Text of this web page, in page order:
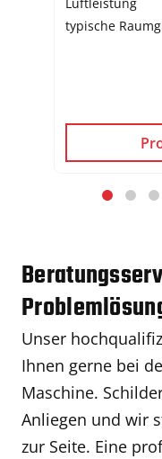
Luftleistung
typische
Unser
Ihnen gerne bei
Maschine.
Anliegen und wir
zur Seite. Eine